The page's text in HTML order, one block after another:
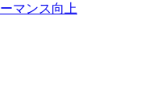
マンス向上